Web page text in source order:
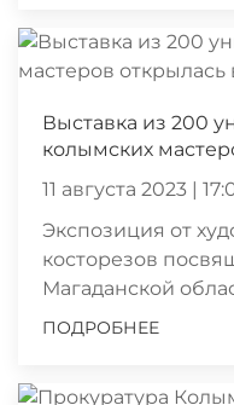
Выставка из 200
колымских
11 августа 2023 |
Экспозиция от
косторезов
Магаданской
ПОДРОБНЕЕ